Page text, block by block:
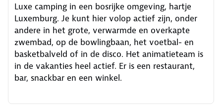
Luxe camping in een bosrijke omgeving, hartje
Luxemburg. Je kunt hier volop actief zijn, onder
andere in het grote, verwarmde en overkapte
zwembad, op de bowlingbaan, het voetbal- en
basketbalveld of in de disco. Het animatieteam is
in de vakanties heel actief. Er is een restaurant,
bar, snackbar en een winkel.